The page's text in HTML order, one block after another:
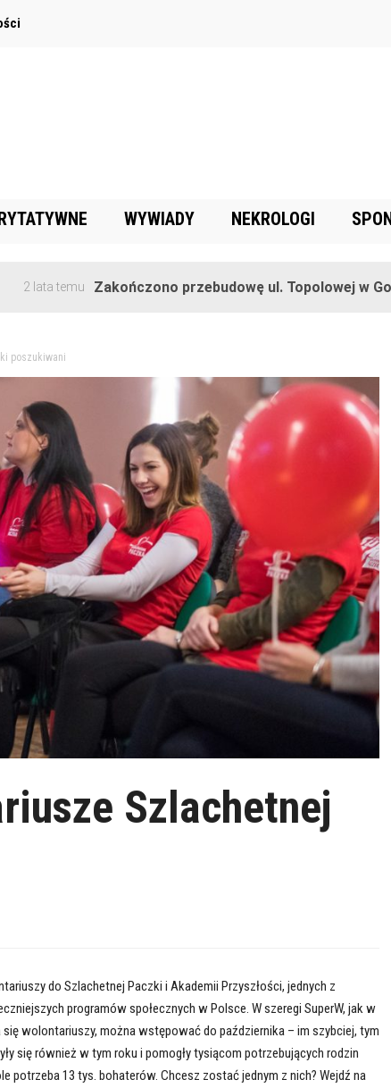
WYWIADY NEKROLOGI
Zakończono przebudowę ul. Topolowej w Goręczynie
poszukiwani
Szlachetnej
do Szlachetnej Paczki i Akademii Przyszłości, jednych z
programów społecznych w Polsce. W szeregi SuperW, jak w
wolontariuszy, można wstępować do października – im szybciej, tym
się również w tym roku i pomogły tysiącom potrzebujących rodzin
potrzeba 13 tys. bohaterów. Chcesz zostać jednym z nich? Wejdź na